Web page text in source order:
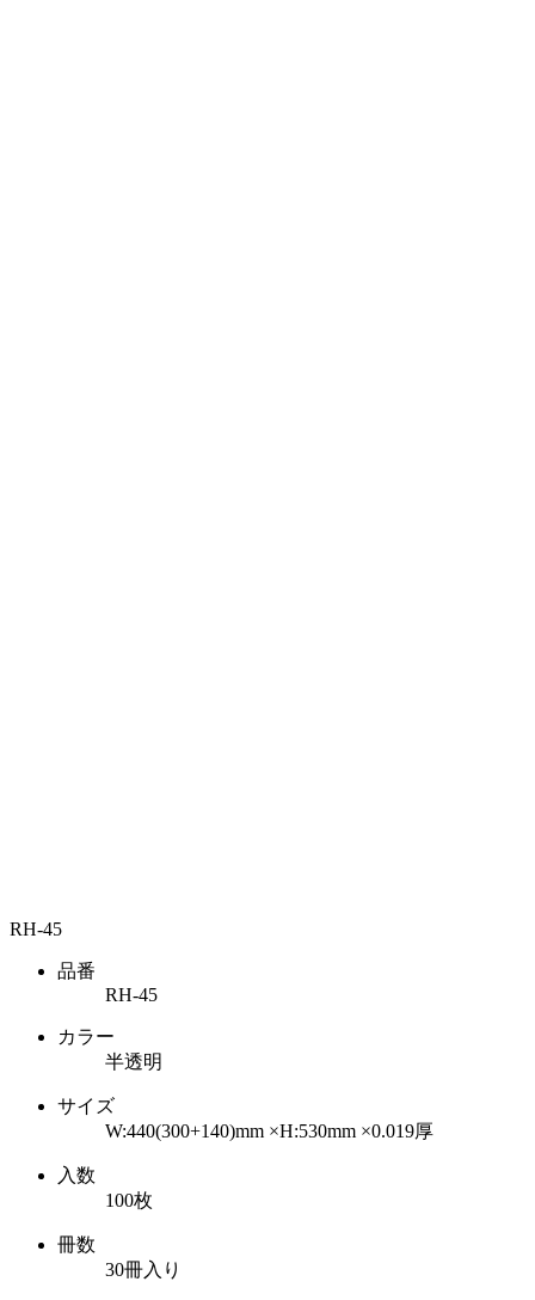
RH-45
品番
RH-45
カラー
半透明
サイズ
W:440(300+140)mm ×H:530mm ×0.019厚
入数
100枚
冊数
30冊入り